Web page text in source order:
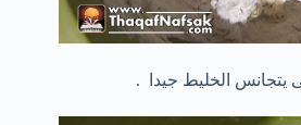
يتجانس الخليط جيدا .